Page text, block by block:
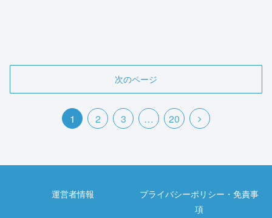
次のページ
1 2 3 … 20
運営者情報
プライバシーポリシー・免責事
項